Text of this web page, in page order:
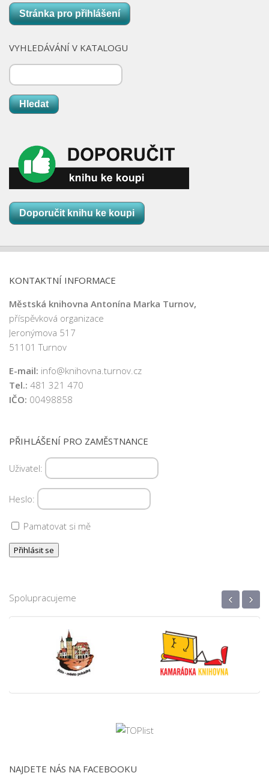
Stránka pro přihlášení
VYHLEDÁVÁNÍ V KATALOGU
Hledat
Doporučit knihu ke koupi
KONTAKTNÍ INFORMACE
Městská knihovna Antonína Marka Turnov,
příspěvková organizace
Jeronýmova 517
51101 Turnov
E-mail: info@knihovna.turnov.cz
Tel.: 481 321 470
IČO: 00498858
PŘIHLÁŠENÍ PRO ZAMĚSTNANCE
Uživatel:
Heslo:
Pamatovat si mě
Spolupracujeme ‹ ›
NAJDETE NÁS NA FACEBOOKU